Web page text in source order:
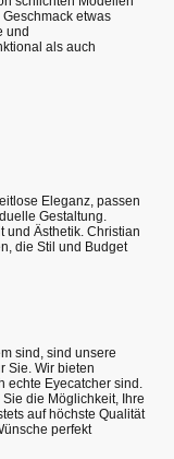
etwas
und
als auch
Eleganz, passen
Gestaltung.
und Ästhetik. Christian
die Stil und Budget
sind, sind unsere
Sie. Wir bieten
echte Eyecatcher sind.
die Möglichkeit, Ihre
auf höchste Qualität
perfekt